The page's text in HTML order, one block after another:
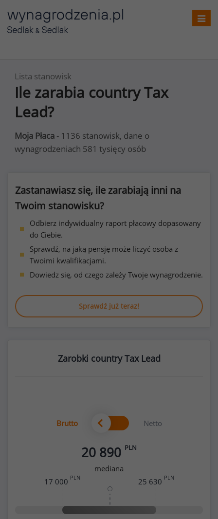
Lista stanowisk
Ile zarabia country Tax
Lead?
Moja Płaca - 1136 stanowisk, dane o
wynagrodzeniach 581 tysięcy osób
Zastanawiasz się, ile zarabiają inni na
Twoim stanowisku?
Odbierz indywidualny raport płacowy dopasowany
do Ciebie.
Sprawdź, na jaką pensję może liczyć osoba z
Twoimi kwalifikacjami.
Dowiedz się, od czego zależy Twoje wynagrodzenie.
Sprawdź już teraz!
Zarobki country Tax Lead
Brutto Netto
20 890 PLN
mediana
17 000 PLN 25 630 PLN